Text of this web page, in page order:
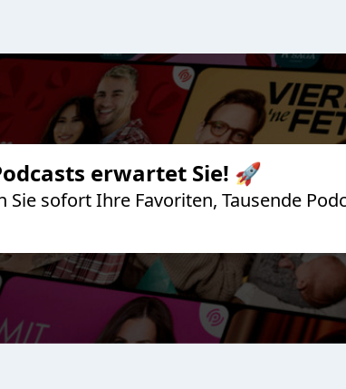
erwartet Sie! 🚀
sofort Ihre Favoriten, Tausende